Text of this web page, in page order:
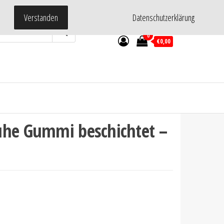
0
€0,00
Gummi beschichtet –
Verstanden Datenschutzerklärung